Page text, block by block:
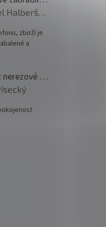
produktu je 5 z 5 hvězdiček.
Karel Halberštádt
zboží je
a
Madlo z nerezové oceli pr. 42,4mm komplet - model 0116 - 3000mm
produktu je 5 z 5 hvězdiček.